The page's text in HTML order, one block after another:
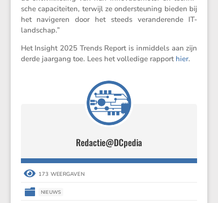
sche capaci­teiten, terwijl ze onder­steu­ning bieden bij
het navigeren door het steeds veran­de­rende IT-
landschap.”
Het Insight 2025 Trends Report is inmid­dels aan zijn
derde jaargang toe. Lees het volle­dige rapport hier.
Redactie@DCpedia
 173 WEERGAVEN
 NIEUWS